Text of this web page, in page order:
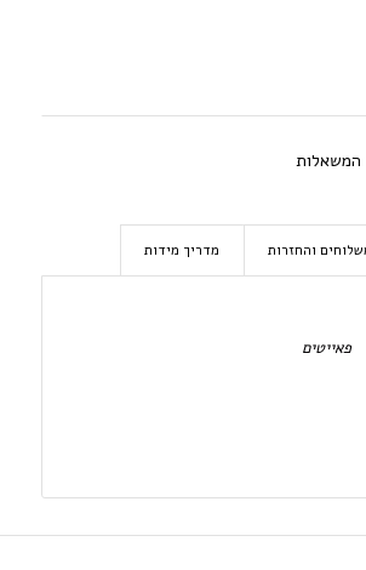
המשאלות
והחזרות מדריך מידות
פאייטים